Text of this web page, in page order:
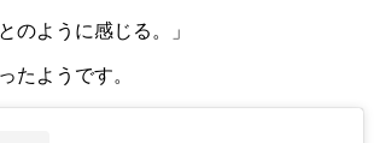
のように感じる。」
たようです。